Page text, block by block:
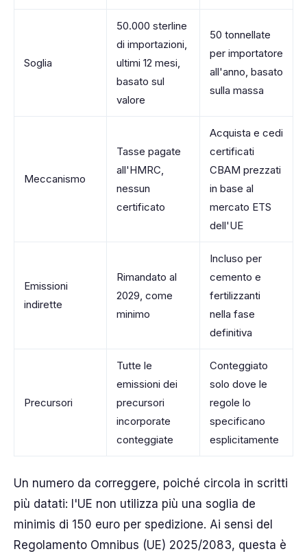
Soglia
50.000 sterline
di importazioni,
ultimi 12 mesi,
basato sul
valore
50 tonnellate
per importatore
all'anno, basato
sulla massa
Meccanismo
Tasse pagate
all'HMRC,
nessun
certificato
Acquista e cedi
certificati
CBAM prezzati
in base al
mercato ETS
dell'UE
Emissioni
indirette
Rimandato al
2029, come
minimo
Incluso per
cemento e
fertilizzanti
nella fase
definitiva
Precursori
Tutte le
emissioni dei
precursori
incorporate
conteggiate
Conteggiato
solo dove le
regole lo
specificano
esplicitamente
Un numero da correggere, poiché circola in scritti
più datati: l'UE non utilizza più una soglia de
minimis di 150 euro per spedizione. Ai sensi del
Regolamento Omnibus (UE) 2025/2083, questa è